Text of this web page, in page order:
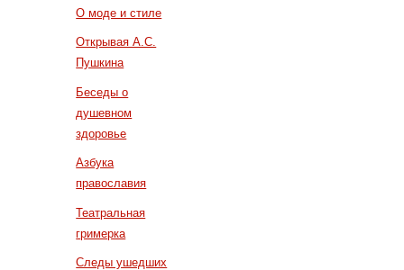
О моде и стиле
Открывая А.С.
Пушкина
Беседы о
душевном
здоровье
Азбука
православия
Театральная
гримерка
Следы ушедших